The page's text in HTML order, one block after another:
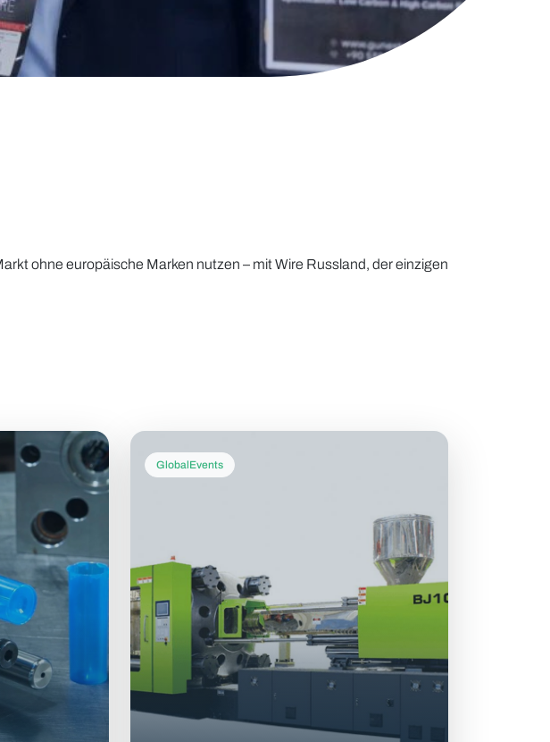
ohne europäische Marken nutzen – mit Wire Russland, der einzigen
GlobalEvents